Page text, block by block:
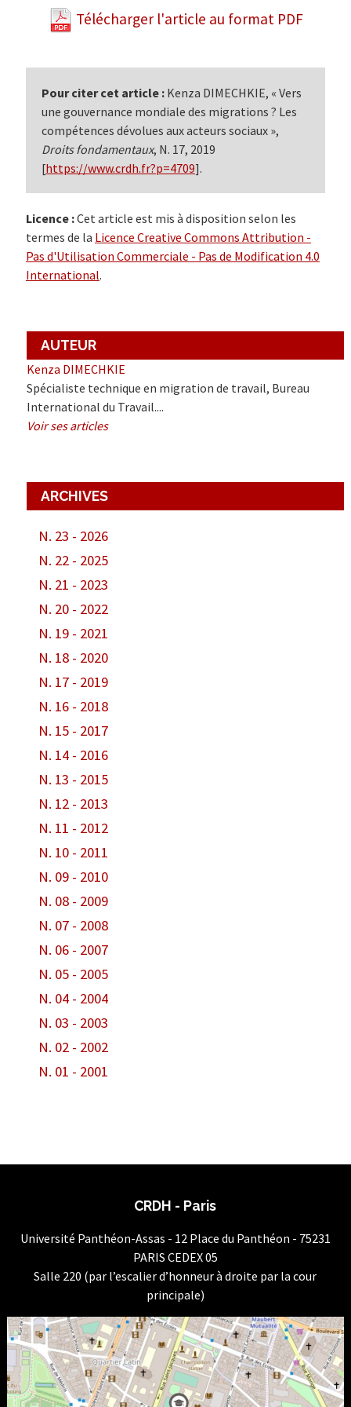
Télécharger l'article au format PDF
Pour citer cet article :Kenza DIMECHKIE, « Vers
une gouvernance mondiale des migrations ? Les
compétences dévolues aux acteurs sociaux »,
Droits fondamentaux, N. 17, 2019
[https://www.crdh.fr?p=4709].
Licence :Cet article est mis à disposition selon les
termes de la Licence Creative Commons Attribution -
Pas d'Utilisation Commerciale - Pas de Modification 4.0
International.
AUTEUR
Kenza DIMECHKIE
Spécialiste technique en migration de travail, Bureau
International du Travail....
Voir ses articles
ARCHIVES
N. 23 - 2026
N. 22 - 2025
N. 21 - 2023
N. 20 - 2022
N. 19 - 2021
N. 18 - 2020
N. 17 - 2019
N. 16 - 2018
N. 15 - 2017
N. 14 - 2016
N. 13 - 2015
N. 12 - 2013
N. 11 - 2012
N. 10 - 2011
N. 09 - 2010
N. 08 - 2009
N. 07 - 2008
N. 06 - 2007
N. 05 - 2005
N. 04 - 2004
N. 03 - 2003
N. 02 - 2002
N. 01 - 2001
CRDH - Paris
Université Panthéon-Assas - 12 Place du Panthéon - 75231
PARIS CEDEX 05
Salle 220 (par l’escalier d’honneur à droite par la cour
principale)